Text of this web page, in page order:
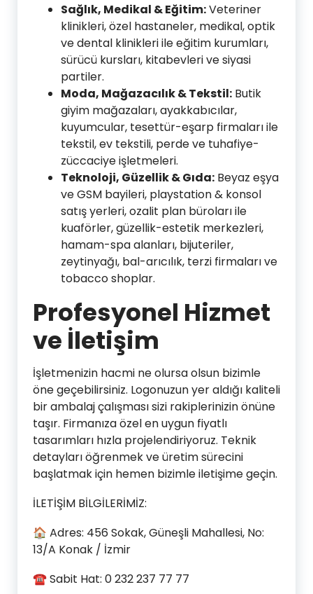
Sağlık, Medikal & Eğitim:Veteriner
klinikleri, özel hastaneler, medikal, optik
ve dental klinikleri ile eğitim kurumları,
sürücü kursları, kitabevleri ve siyasi
partiler.
Moda, Mağazacılık & Tekstil: Butik
giyim mağazaları, ayakkabıcılar,
kuyumcular, tesettür-eşarp firmaları ile
tekstil, ev tekstili, perde ve tuhafiye-
züccaciye işletmeleri.
Teknoloji, Güzellik & Gıda: Beyaz eşya
ve GSM bayileri, playstation & konsol
satış yerleri, ozalit plan büroları ile
kuaförler, güzellik-estetik merkezleri,
hamam-spa alanları, bijuteriler,
zeytinyağı, bal-arıcılık, terzi firmaları ve
tobacco shoplar.
Profesyonel Hizmet
ve İletişim
İşletmenizin hacmi ne olursa olsun bizimle
öne geçebilirsiniz. Logonuzun yer aldığı kaliteli
bir ambalaj çalışması sizi rakiplerinizin önüne
taşır. Firmanıza özel en uygun fiyatlı
tasarımları hızla projelendiriyoruz. Teknik
detayları öğrenmek ve üretim sürecini
başlatmak için hemen bizimle iletişime geçin.
İLETİŞİM BİLGİLERİMİZ:
🏠 Adres: 456 Sokak, Güneşli Mahallesi, No:
13/A Konak / İzmir
☎ Sabit Hat: 0 232 237 77 77